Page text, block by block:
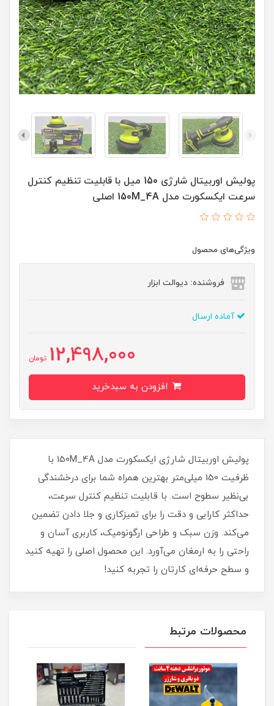
پولیش اوربیتال شارژی 150 میل با قابلیت تنظیم کنترل
سرعت ایکسکورت مدل 150M_4A اصلی
ویژگی‌های محصول
فروشنده: دیوالت ابزار
آماده ارسال
12,498,000 تومان
پولیش اوربیتال شارژی ایکسکورت مدل 150M_4A با
ظرفیت 150 میلی‌متر بهترین همراه شما برای درخشندگی
بی‌نظیر سطوح است. با قابلیت تنظیم کنترل سرعت،
حداکثر کارایی و دقت را برای تمیزکاری و جلا دادن تضمین
می‌کند. وزن سبک و طراحی ارگونومیک، کاربری آسان و
راحتی را به ارمغان می‌آورد. این محصول اصلی را تهیه کنید
و سطح حرفه‌ای کارتان را تجربه کنید!
محصولات مرتبط